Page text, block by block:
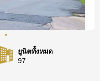
ยูนิตทั้งหมด
97